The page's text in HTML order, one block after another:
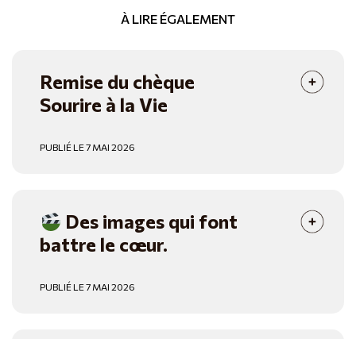
À LIRE ÉGALEMENT
Remise du chèque
Sourire à la Vie
PUBLIÉ LE 7 MAI 2026
Des images qui font
battre le cœur.
PUBLIÉ LE 7 MAI 2026